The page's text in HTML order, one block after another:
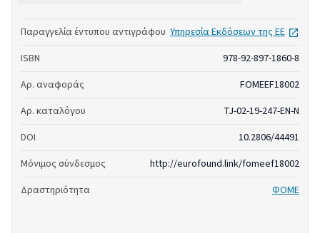
Παραγγελία έντυπου αντιγράφου Υπηρεσία Εκδόσεων της ΕΕ
ISBN
978-92-897-1860-8
Αρ. αναφοράς
FOMEEF18002
Αρ. καταλόγου
TJ-02-19-247-EN-N
DOI
10.2806/44491
Μόνιμος σύνδεσμος
http://eurofound.link/fomeef18002
Δραστηριότητα
ΦΟΜΕ